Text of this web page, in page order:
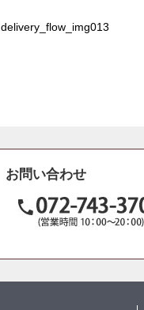
delivery_flow_img013
お問い合わせ